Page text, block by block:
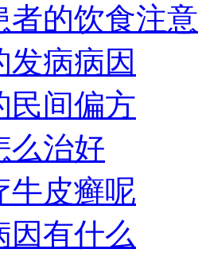
者的饮食注意
发病病因
民间偏方
么治好
牛皮癣呢
因有什么